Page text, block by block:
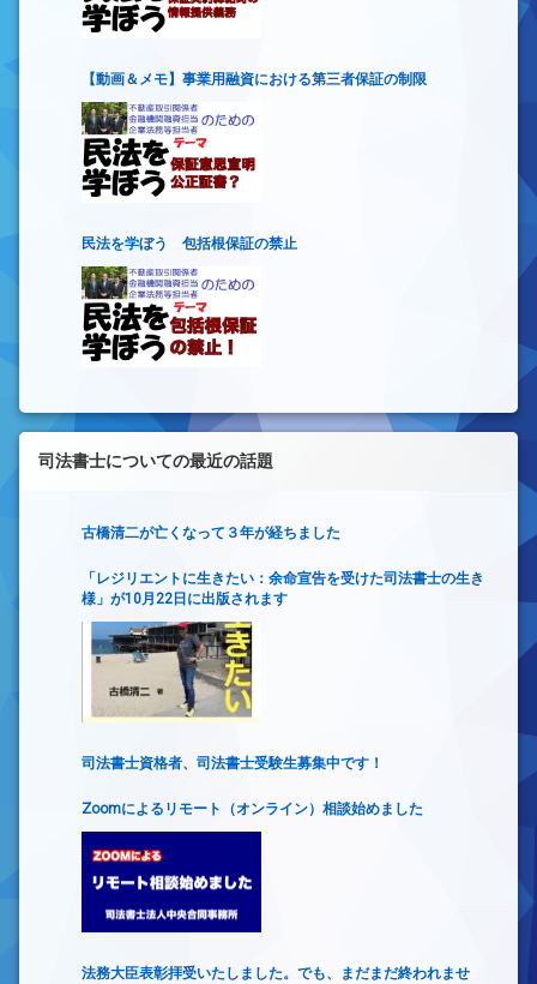
【動画＆メモ】事業用融資における第三者保証の制限
民法を学ぼう 包括根保証の禁止
司法書士についての最近の話題
古橋清二が亡くなって３年が経ちました
「レジリエントに生きたい：余命宣告を受けた司法書士の生き
様」が10月22日に出版されます
司法書士資格者、司法書士受験生募集中です！
Zoomによるリモート（オンライン）相談始めました
法務大臣表彰拝受いたしました。でも、まだまだ終われませ